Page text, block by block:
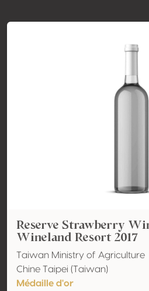
Reserve Strawberry
Wineland Resort 2017
Taiwan Ministry of Agriculture
Chine Taipei (Taiwan)
Médaille d'or